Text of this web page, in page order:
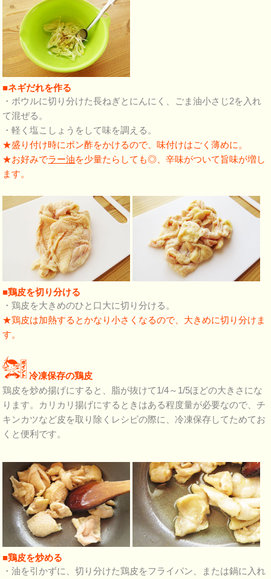
■ネギだれを作る
・ボウルに切り分けた長ねぎとにんにく、ごま油小さじ2を入れ
て混ぜる。
・軽く塩こしょうをして味を調える。
★盛り付け時にポン酢をかけるので、味付けはごく薄めに。
★お好みでラー油を少量たらしても◎、辛味がついて旨味が増し
ます。
■鶏皮を切り分ける
・鶏皮を大きめのひと口大に切り分ける。
★鶏皮は加熱するとかなり小さくなるので、大きめに切り分けま
す。
冷凍保存の鶏皮
鶏皮を炒め揚げにすると、脂が抜けて1/4～1/5ほどの大きさにな
ります。カリカリ揚げにするときはある程度量が必要なので、チ
キンカツなど皮を取り除くレシピの際に、冷凍保存してためてお
くと便利です。
■鶏皮を炒める
・油を引かずに、切り分けた鶏皮をフライパン、または鍋に入れ